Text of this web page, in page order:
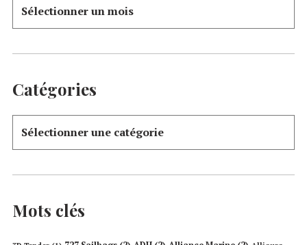
Catégories
Mots clés